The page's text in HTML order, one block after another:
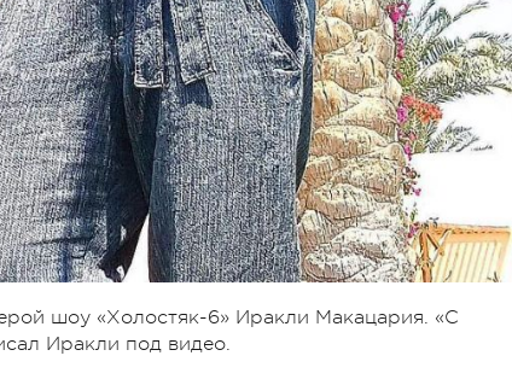
шоу «Холостяк-6» Иракли Макацария. «С
Иракли под видео.